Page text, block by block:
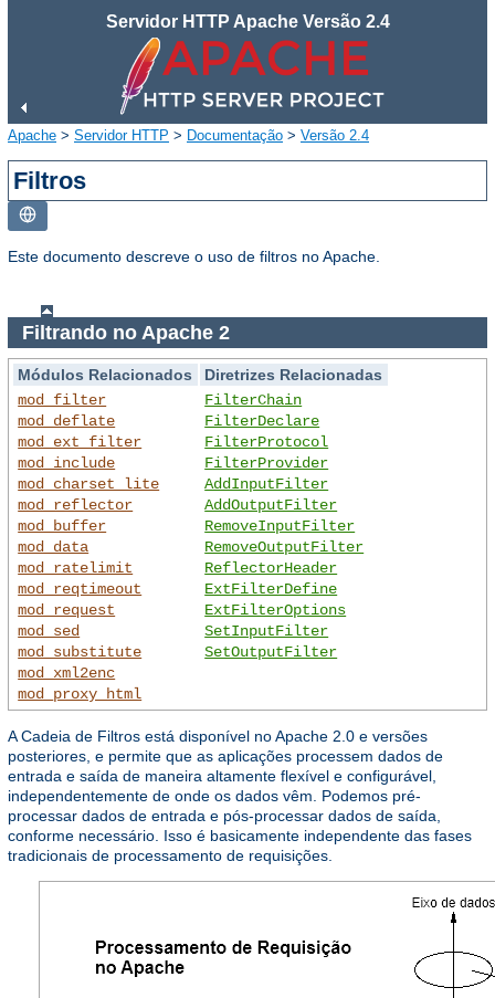
Servidor HTTP Apache Versão 2.4
Apache > Servidor HTTP > Documentação > Versão 2.4
Filtros
Este documento descreve o uso de filtros no Apache.
Filtrando no Apache 2
Módulos Relacionados
Diretrizes Relacionadas
mod_filter
mod_deflate
mod_ext_filter
mod_include
mod_charset_lite
mod_reflector
mod_buffer
mod_data
mod_ratelimit
mod_reqtimeout
mod_request
mod_sed
mod_substitute
mod_xml2enc
mod_proxy_html
FilterChain
FilterDeclare
FilterProtocol
FilterProvider
AddInputFilter
AddOutputFilter
RemoveInputFilter
RemoveOutputFilter
ReflectorHeader
ExtFilterDefine
ExtFilterOptions
SetInputFilter
SetOutputFilter
A Cadeia de Filtros está disponível no Apache 2.0 e versões
posteriores, e permite que as aplicações processem dados de
entrada e saída de maneira altamente flexível e configurável,
independentemente de onde os dados vêm. Podemos pré-
processar dados de entrada e pós-processar dados de saída,
conforme necessário. Isso é basicamente independente das fases
tradicionais de processamento de requisições.